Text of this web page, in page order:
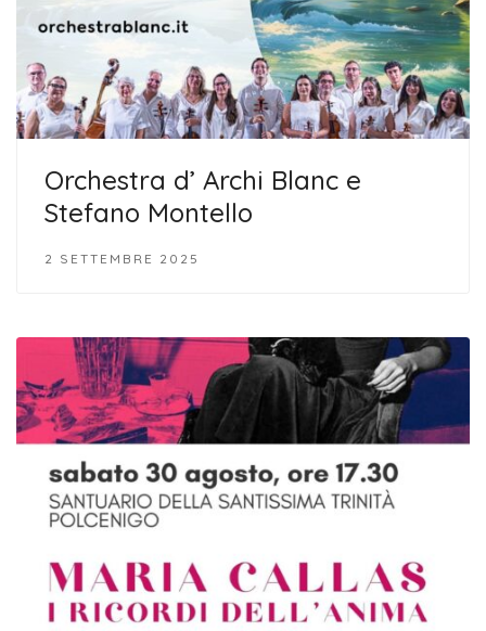
Orchestra d’ Archi Blanc e
Stefano Montello
2 SETTEMBRE 2025